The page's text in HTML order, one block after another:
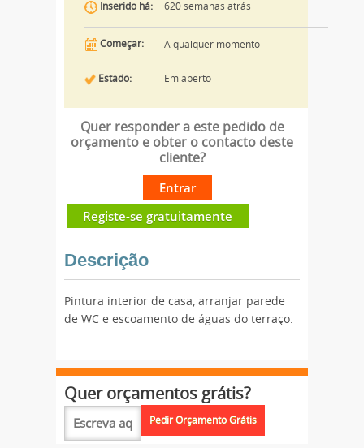
Inserido há: 620 semanas atrás
Começar: A qualquer momento
Estado: Em aberto
Quer responder a este pedido de
orçamento e obter o contacto deste
cliente?
Entrar
Registe-se gratuitamente
Descrição
Pintura interior de casa, arranjar parede
de WC e escoamento de águas do terraço.
Quer orçamentos grátis?